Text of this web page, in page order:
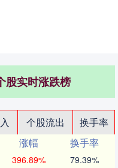
股实时涨跌榜
个股流出
换手率
涨幅
换手率
396.89% 79.39%